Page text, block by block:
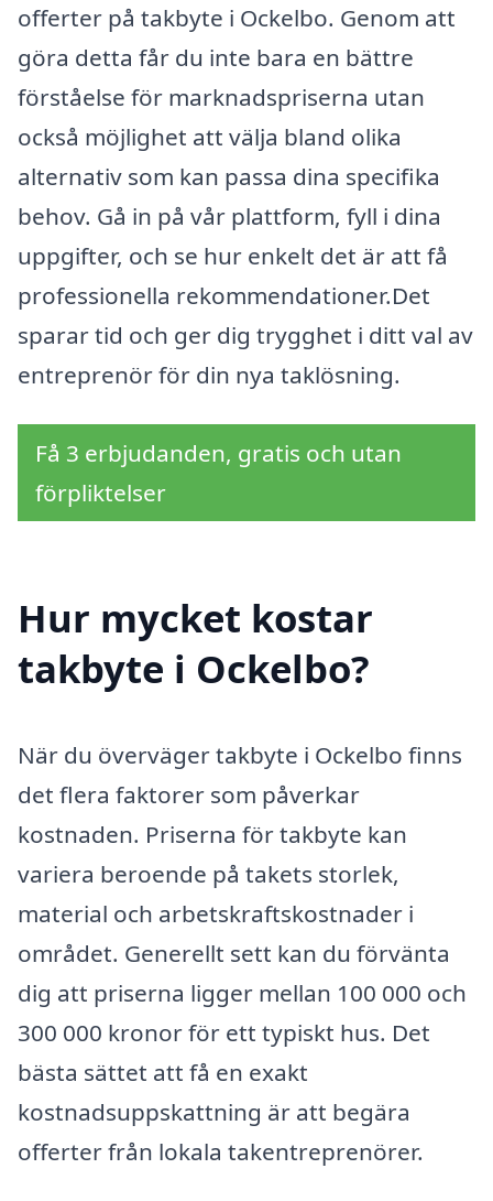
offerter på takbyte i Ockelbo. Genom att
göra detta får du inte bara en bättre
förståelse för marknadspriserna utan
också möjlighet att välja bland olika
alternativ som kan passa dina specifika
behov. Gå in på vår plattform, fyll i dina
uppgifter, och se hur enkelt det är att få
professionella rekommendationer.Det
sparar tid och ger dig trygghet i ditt val av
entreprenör för din nya taklösning.
Få 3 erbjudanden, gratis och utan
förpliktelser
Hur mycket kostar
takbyte i Ockelbo?
När du överväger takbyte i Ockelbo finns
det flera faktorer som påverkar
kostnaden. Priserna för takbyte kan
variera beroende på takets storlek,
material och arbetskraftskostnader i
området. Generellt sett kan du förvänta
dig att priserna ligger mellan 100 000 och
300 000 kronor för ett typiskt hus. Det
bästa sättet att få en exakt
kostnadsuppskattning är att begära
offerter från lokala takentreprenörer.